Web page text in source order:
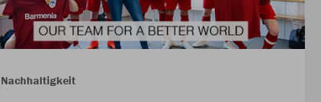
Nachhaltigkeit